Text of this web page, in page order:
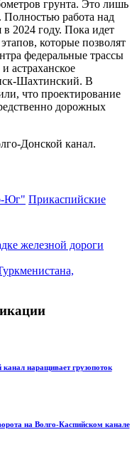
грунта. Это лишь
Полностью работа над
2024 году. Пока идет
которые позволят
федеральные трассы
астраханское
Шахтинский. В
что проектирование
дорожных
Донской канал.
Юг" Прикаспийские
железной дороги
наращивает грузопоток
на Волго-Каспийском канале